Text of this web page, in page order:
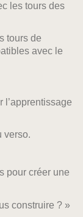
les tours des
tours de
avec le
l’apprentissage
verso.
pour créer une
construire ? »